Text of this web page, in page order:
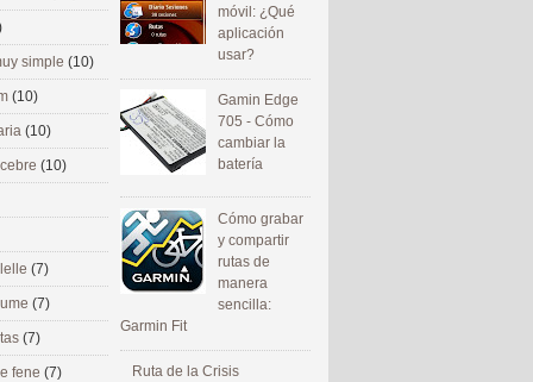
móvil: ¿Qué
aplicación
usar?
Gamin Edge
705 - Cómo
cambiar la
batería
Cómo grabar
y compartir
rutas de
manera
sencilla:
Garmin Fit
Ruta de la Crisis
simple (10)
(10)
(10)
(10)
(7)
(7)
(7)
fene (7)